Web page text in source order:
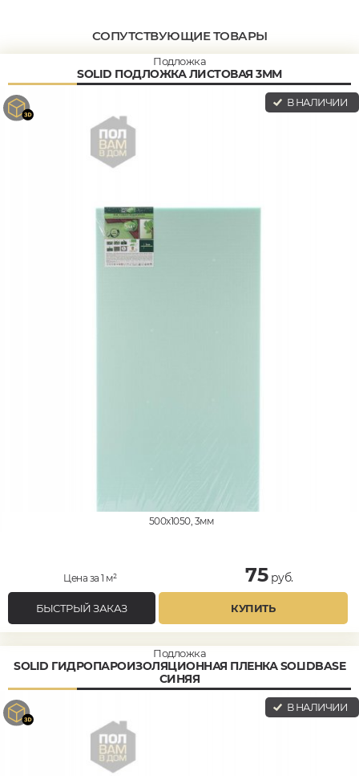
СОПУТСТВУЮЩИЕ ТОВАРЫ
Подложка
SOLID ПОДЛОЖКА ЛИСТОВАЯ 3ММ
В НАЛИЧИИ
500x1050, 3мм
Цена за 1 м² 75руб.
БЫСТРЫЙ ЗАКАЗ КУПИТЬ
Подложка
SOLID ГИДРОПАРОИЗОЛЯЦИОННАЯ ПЛЕНКА SOLIDBASE
СИНЯЯ
В НАЛИЧИИ